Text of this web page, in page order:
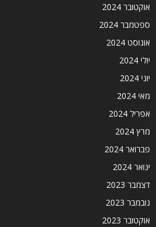
אוקטובר 2024
ספטמבר 2024
אוגוסט 2024
יולי 2024
יוני 2024
מאי 2024
אפריל 2024
מרץ 2024
פברואר 2024
ינואר 2024
דצמבר 2023
נובמבר 2023
אוקטובר 2023